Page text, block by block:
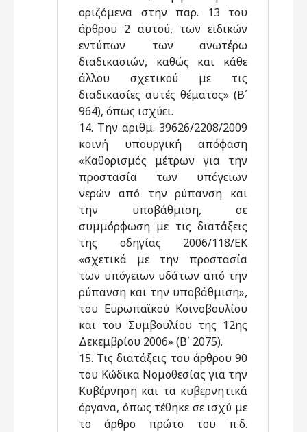
οριζόμενα στην παρ. 13 του
άρθρου 2 αυτού, των ειδικών
εντύπων των ανωτέρω
διαδικασιών, καθώς και κάθε
άλλου σχετικού με τις
διαδικασίες αυτές θέματος» (Β΄
964), όπως ισχύει.
14. Την αριθμ. 39626/2208/2009
κοινή υπουργική απόφαση
«Kαθορισμός μέτρων για την
προστασία των υπόγειων
νερών από την ρύπανση και
την υποβάθμιση, σε
συμμόρφωση με τις διατάξεις
της οδηγίας 2006/118/ΕΚ
«σχετικά με την προστασία
των υπόγειων υδάτων από την
ρύπανση και την υποβάθμιση»,
του Ευρωπαϊκού Κοινοβουλίου
και του Συμβουλίου της 12ης
Δεκεμβρίου 2006» (Β΄ 2075).
15. Τις διατάξεις του άρθρου 90
του Κώδικα Νομοθεσίας για την
Κυβέρνηση και τα κυβερνητικά
όργανα, όπως τέθηκε σε ισχύ με
το άρθρο πρώτο του π.δ.